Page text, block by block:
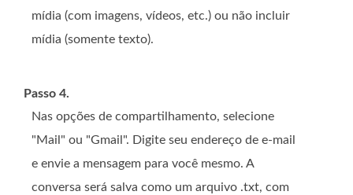
mídia (com imagens, vídeos, etc.) ou não incluir
mídia (somente texto).
Passo 4.
Nas opções de compartilhamento, selecione
"Mail" ou "Gmail". Digite seu endereço de e-mail
e envie a mensagem para você mesmo. A
conversa será salva como um arquivo .txt, com